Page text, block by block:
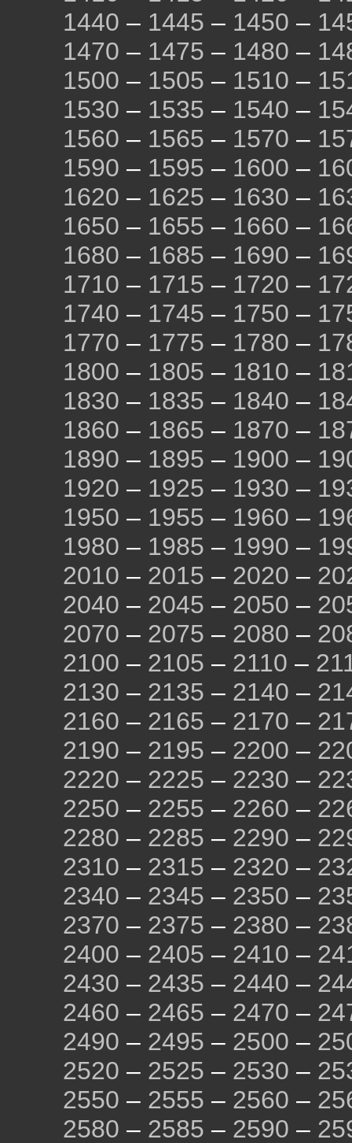
1440 – 1445 – 1450 –
1470 – 1475 – 1480 –
1500 – 1505 – 1510 –
1530 – 1535 – 1540 –
1560 – 1565 – 1570 –
1590 – 1595 – 1600 –
1620 – 1625 – 1630 –
1650 – 1655 – 1660 –
1680 – 1685 – 1690 –
1710 – 1715 – 1720 –
1740 – 1745 – 1750 –
1770 – 1775 – 1780 –
1800 – 1805 – 1810 –
1830 – 1835 – 1840 –
1860 – 1865 – 1870 –
1890 – 1895 – 1900 –
1920 – 1925 – 1930 –
1950 – 1955 – 1960 –
1980 – 1985 – 1990 –
2010 – 2015 – 2020 –
2040 – 2045 – 2050 –
2070 – 2075 – 2080 –
2100 – 2105 – 2110 –
2130 – 2135 – 2140 –
2160 – 2165 – 2170 –
2190 – 2195 – 2200 –
2220 – 2225 – 2230 –
2250 – 2255 – 2260 –
2280 – 2285 – 2290 –
2310 – 2315 – 2320 –
2340 – 2345 – 2350 –
2370 – 2375 – 2380 –
2400 – 2405 – 2410 –
2430 – 2435 – 2440 –
2460 – 2465 – 2470 –
2490 – 2495 – 2500 –
2520 – 2525 – 2530 –
2550 – 2555 – 2560 –
2580 – 2585 – 2590 –